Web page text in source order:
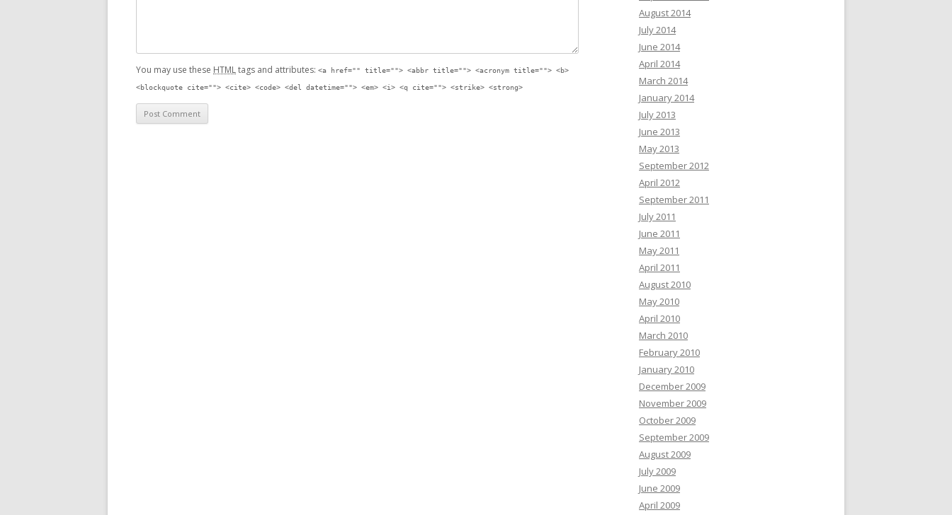
You may use these HTMLtags and attributes: <a href="" title=""> <abbr title=""> <acronym title=""> <b>
<blockquote cite=""> <cite> <code> <del datetime=""> <em> <i> <q cite=""> <strike> <strong>
August 2014
July 2014
June 2014
April 2014
March 2014
January 2014
July 2013
June 2013
May 2013
September 2012
April 2012
September 2011
July 2011
June 2011
May 2011
April 2011
August 2010
May 2010
April 2010
March 2010
February 2010
January 2010
December 2009
November 2009
October 2009
September 2009
August 2009
July 2009
June 2009
April 2009